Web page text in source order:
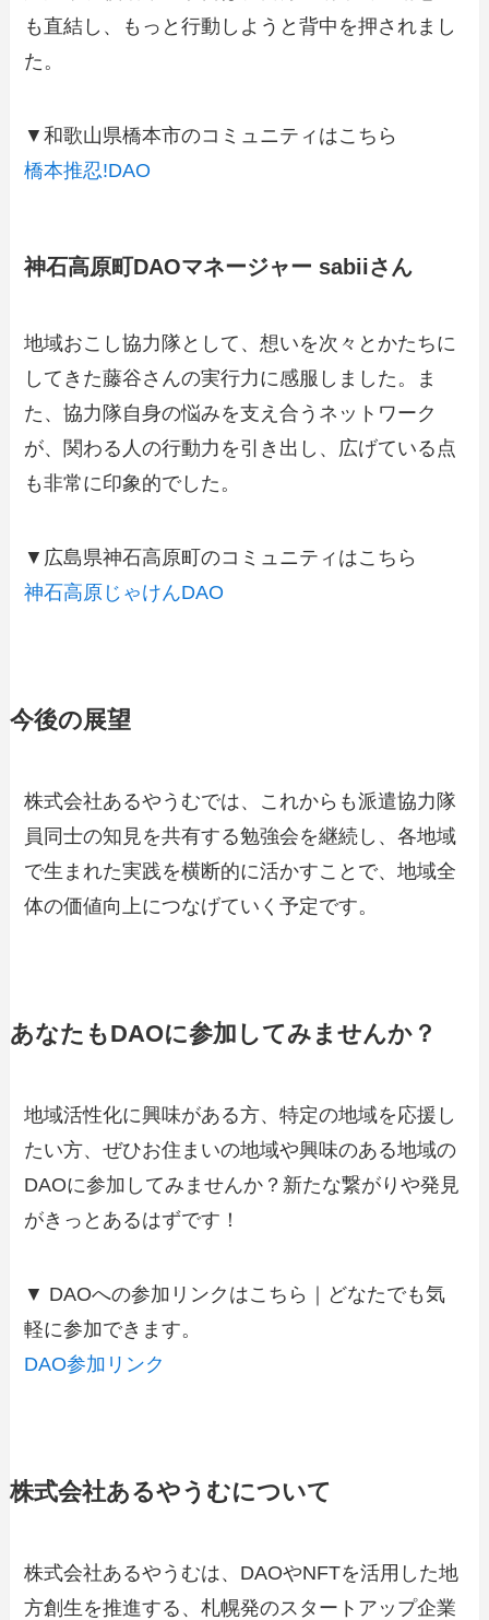
も直結し、もっと行動しようと背中を押されまし
た。
▼和歌山県橋本市のコミュニティはこちら
橋本推忍!DAO
神石高原町DAOマネージャー sabiiさん
地域おこし協力隊として、想いを次々とかたちに
してきた藤谷さんの実行力に感服しました。ま
た、協力隊自身の悩みを支え合うネットワーク
が、関わる人の行動力を引き出し、広げている点
も非常に印象的でした。
▼広島県神石高原町のコミュニティはこちら
神石高原じゃけんDAO
今後の展望
株式会社あるやうむでは、これからも派遣協力隊
員同士の知見を共有する勉強会を継続し、各地域
で生まれた実践を横断的に活かすことで、地域全
体の価値向上につなげていく予定です。
あなたもDAOに参加してみませんか？
地域活性化に興味がある方、特定の地域を応援し
たい方、ぜひお住まいの地域や興味のある地域の
DAOに参加してみませんか？新たな繋がりや発見
がきっとあるはずです！
▼ DAOへの参加リンクはこちら｜どなたでも気
軽に参加できます。
DAO参加リンク
株式会社あるやうむについて
株式会社あるやうむは、DAOやNFTを活用した地
方創生を推進する、札幌発のスタートアップ企業